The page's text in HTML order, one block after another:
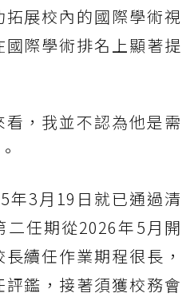
展校內的國際學術視
際學術排名上顯著提
，我並不認為他是需
年3月19日就已通過清
二任期從2026年5月開
續任作業期程很長，
鑑，接著須獲校務會